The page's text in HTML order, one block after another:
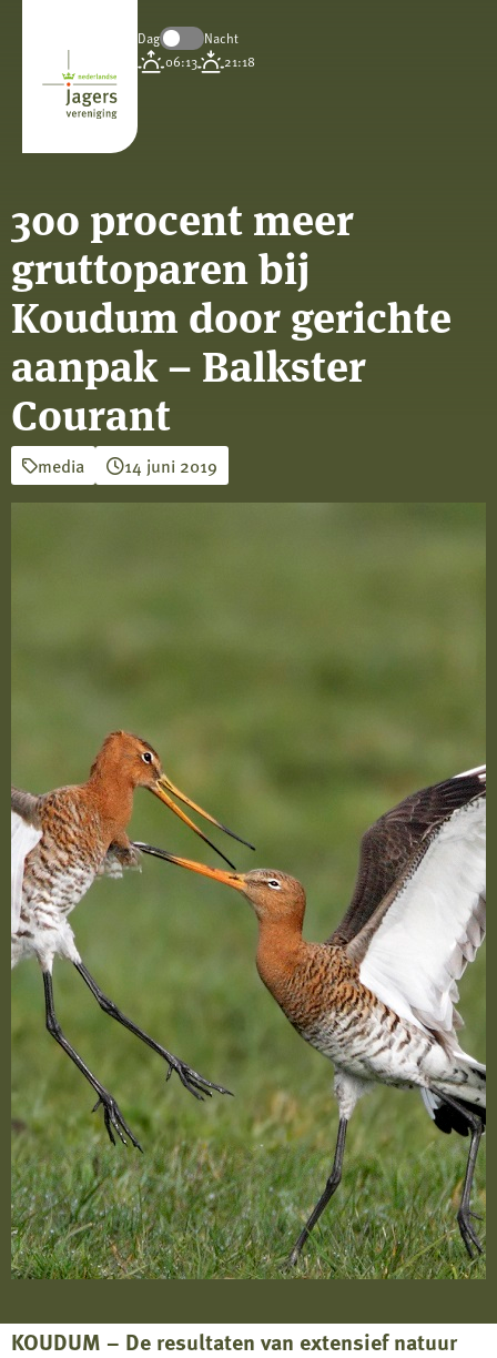
Koninklijke
Nederlandse
Jagersvereniging
Dag
Nacht
06:13
21:18
300 procent meer
gruttoparen bij
Koudum door gerichte
aanpak – Balkster
Courant
media 14 juni 2019
KOUDUM – De resultaten van extensief natuur